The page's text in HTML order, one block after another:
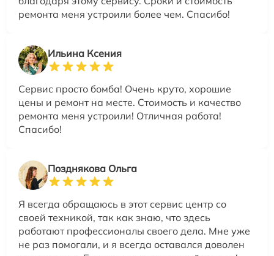
ремонта меня устроили более чем. Спасибо!
Ильина Ксения
Сервис просто бомба! Очень круто, хорошие
цены и ремонт на месте. Стоимость и качество
ремонта меня устроили! Отличная работа!
Спасибо!
Позднякова Ольга
Я всегда обращаюсь в этот сервис центр со
своей техникой, так как знаю, что здесь
работают профессионалы своего дела. Мне уже
не раз помогали, и я всегда оставался доволен